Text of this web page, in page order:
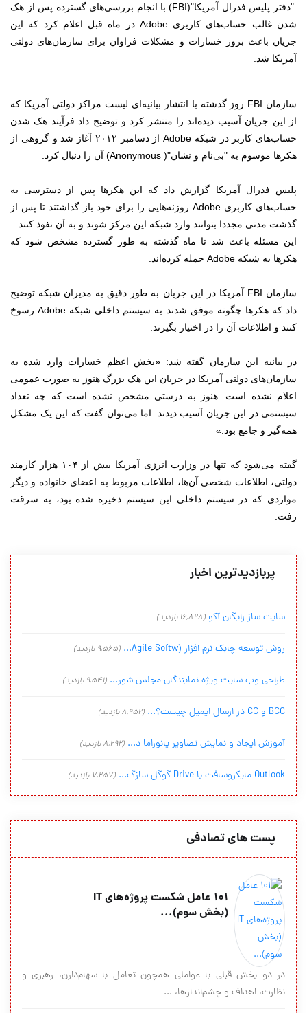
"دفتر پلیس فدرال آمریکا"(FBI) با انجام بررسی‌های گسترده پس از هک
شدن غالب حساب‌های کاربری Adobe در ماه قبل اعلام کرد که این
جریان باعث بروز خسارات و مشکلات فراوان برای سازمان‌های دولتی
آمریکا شد.
سازمان FBI روز گذشته با انتشار بیانیه‌ای لیست مراکز دولتی آمریکا که
از این جریان آسیب دیده‌اند را منتشر کرد و توضیح داد فرآیند هک شدن
حساب‌های کاربر در شبکه Adobe از دسامبر ۲۰۱۲ آغاز شد و گروهی از
هکرها موسوم به "بی‌نام و نشان"( Anonymous) آن را دنبال کرد.
پلیس فدرال آمریکا گزارش داد که این هکرها پس از دسترسی به
حساب‌های کاربری Adobe روزنه‌هایی را برای خود باز گذاشتند تا پس از
گذشت مدتی مجددا بتوانند وارد شبکه این مرکز شوند و به آن نفوذ کنند.
این مسئله باعث شد تا ماه گذشته به طور گسترده مشخص شود که
هکرها به شبکه Adobe حمله کرده‌اند.
سازمان FBI آمریکا در این جریان به طور دقیق به مدیران شبکه توضیح
داد که هکرها چگونه موفق شدند به سیستم داخلی شبکه Adobe رسوخ
کنند و اطلاعات آن را در اختیار بگیرند.
در بیانیه این سازمان گفته شد: «بخش اعظم خسارات وارد شده به
سازمان‌های دولتی آمریکا در جریان این هک بزرگ هنوز به صورت عمومی
اعلام نشده است. هنوز به درستی مشخص نشده است که چه تعداد
سیستمی در این جریان آسیب دیدند. اما می‌توان گفت که این یک مشکل
همه‌گیر و جامع بود.»
گفته می‌شود که تنها در وزارت انرژی آمریکا بیش از ۱۰۴ هزار کارمند
دولتی، اطلاعات شخصی آن‌ها، اطلاعات مربوط به اعضای خانواده و دیگر
مواردی که در سیستم داخلی این سیستم ذخیره شده بود، به سرقت
رفت.
پربازدیدترین اخبار
سایت ساز رایگان آکو (16,828 بازدید)
روش توسعه چابک نرم افزار (Agile Softw... (9,565 بازدید)
طراحی وب سایت ویژه نمایندگان مجلس شور... (9,541 بازدید)
BCC و CC در ارسال ایمیل چیست؟... (8,952 بازدید)
آموزش ایجاد و نمایش تصاویر پانوراما د... (8,292 بازدید)
Outlook مایکروسافت با Drive گوگل سازگ... (7,257 بازدید)
پست های تصادفی
101 عامل شکست پروژه‌های IT
(بخش سوم)...
در دو بخش قبلی با عواملی همچون تعامل با سهام‌دارن، رهبری و
نظارت، اهداف و چشم‌اندازها، ...